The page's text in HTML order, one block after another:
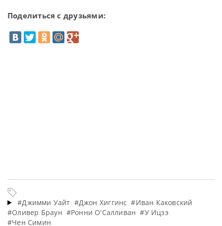
Поделиться с друзьями:
#Джимми Уайт #Джон Хиггинс #Иван Каковский
#Оливер Браун #Ронни О'Салливан #У Ицзэ
#Чен Симин